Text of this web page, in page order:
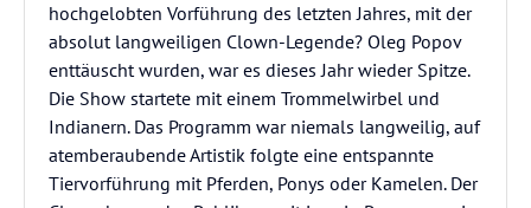
hochgelobten Vorführung des letzten Jahres, mit der
absolut langweiligen Clown-Legende? Oleg Popov
enttäuscht wurden, war es dieses Jahr wieder Spitze.
Die Show startete mit einem Trommelwirbel und
Indianern. Das Programm war niemals langweilig, auf
atemberaubende Artistik folgte eine entspannte
Tiervorführung mit Pferden, Ponys oder Kamelen. Der